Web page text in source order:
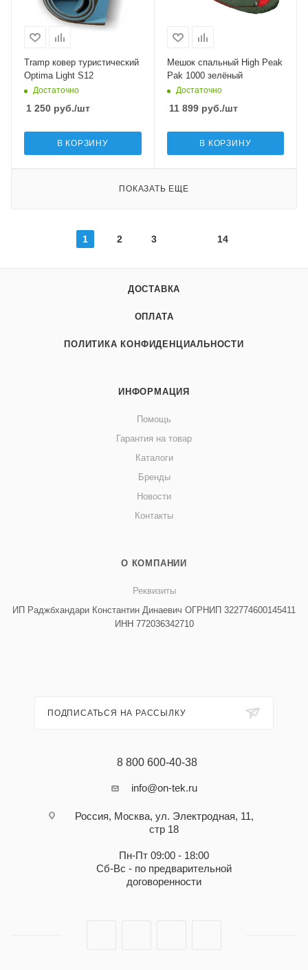
Tramp ковер туристический
Optima Light S12
Достаточно
1 250 руб./шт
В КОРЗИНУ
Мешок спальный High Peak
Pak 1000 зелёный
Достаточно
11 899руб./шт
В КОРЗИНУ
ПОКАЗАТЬ ЕЩЕ
1 2 3 14
ДОСТАВКА
ОПЛАТА
ПОЛИТИКА КОНФИДЕНЦИАЛЬНОСТИ
ИНФОРМАЦИЯ
Помощь
Гарантия на товар
Каталоги
Бренды
Новости
Контакты
О КОМПАНИИ
Реквизиты
ИП Раджбхандари Константин Динаевич ОГРНИП 322774600145411
ИНН 772036342710
ПОДПИСАТЬСЯ НА РАССЫЛКУ
8 800 600-40-38
info@on-tek.ru
Россия, Москва, ул. Электродная, 11,
стр 18
Пн-Пт 09:00 - 18:00
Сб-Вс - по предварительной
договоренности